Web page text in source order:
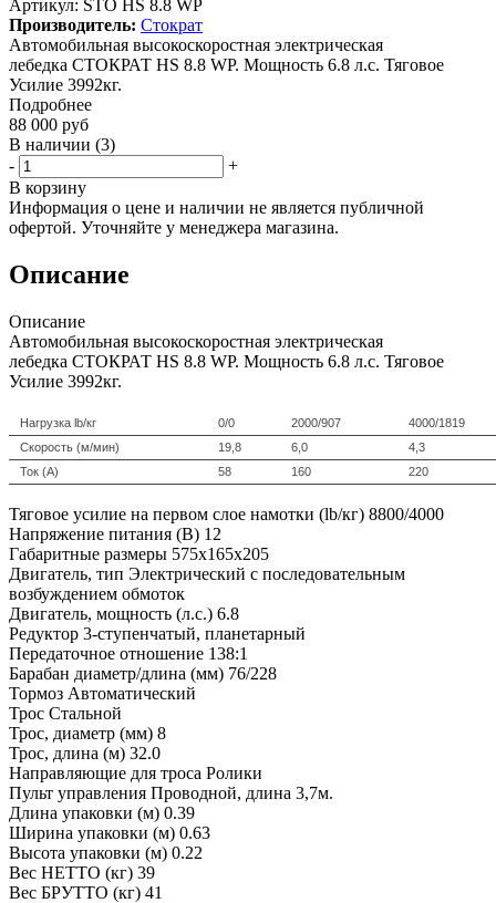
Артикул: STO HS 8.8 WP
Производитель: Стократ
Автомобильная высокоскоростная электрическая
лебедка СТОКРАТ HS 8.8 WP. Мощность 6.8 л.с. Тяговое
Усилие 3992кг.
Подробнее
88 000 руб
В наличии (3)
-
+
В корзину
Информация о цене и наличии не является публичной
офертой. Уточняйте у менеджера магазина.
Описание
Описание
Автомобильная высокоскоростная электрическая
лебедка СТОКРАТ HS 8.8 WP. Мощность 6.8 л.с. Тяговое
Усилие 3992кг.
Нагрузка lb/кг 0/0 2000/907
4000/1819
Скорость (м/мин)
19,8 6,0
4,3
Ток (А)
58 160 220
Тяговое усилие на первом слое намотки (lb/кг) 8800/4000
Напряжение питания (В) 12
Габаритные размеры 575x165x205
Двигатель, тип Электрический с последовательным
возбуждением обмоток
Двигатель, мощность (л.с.) 6.8
Редуктор 3-ступенчатый, планетарный
Передаточное отношение 138:1
Барабан диаметр/длина (мм) 76/228
Тормоз Автоматический
Трос Стальной
Трос, диаметр (мм) 8
Трос, длина (м) 32.0
Направляющие для троса Ролики
Пульт управления Проводной, длина 3,7м.
Длина упаковки (м) 0.39
Ширина упаковки (м) 0.63
Высота упаковки (м) 0.22
Вес НЕТТО (кг) 39
Вес БРУТТО (кг) 41